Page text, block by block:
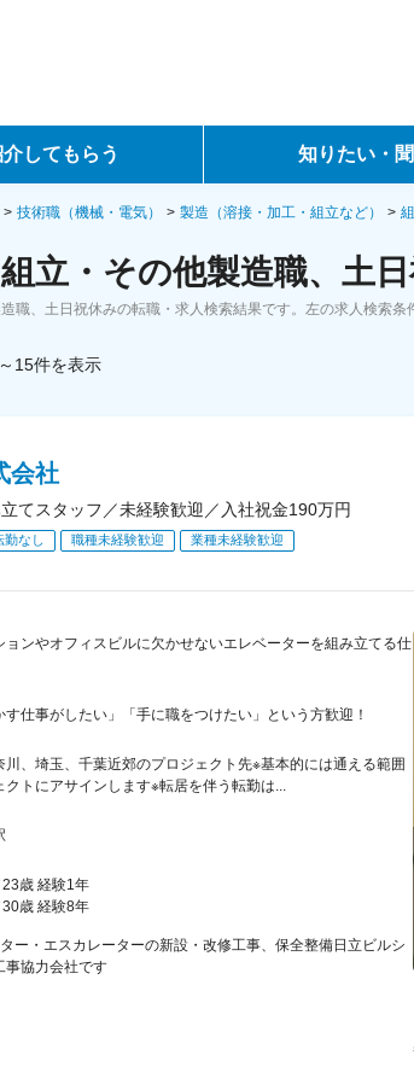
してもらう
ス
知りたい・
転職ノウハウ
データで見る転職
技術職（機械・電気） 製造（溶接・加工・組立など）
立・その他製造職、土
職、土日祝休みの転職・求人検索結果です。左の求人検索条
15件を表示
会社
てスタッフ／未経験歓迎／入社祝金190万円
勤なし 職種未経験歓迎 業種未経験歓迎
ョンやオフィスビルに欠かせないエレベーターを組み立てる仕
す仕事がしたい」「手に職をつけたい」という方歓迎！
川、埼玉、千葉近郊のプロジェクト先※基本的には通える範囲
クトにアサインします※転居を伴う転勤は...
歳 経験1年
歳 経験8年
ー・エスカレーターの新設・改修工事、保全整備日立ビルシ
事協力会社です